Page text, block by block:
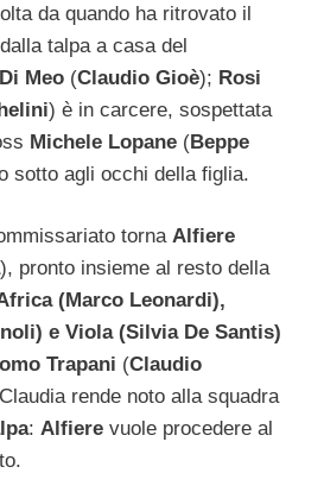
da quando ha ritrovato il
talpa a casa del
Meo (Claudio Gioè); Rosi
) è in carcere, sospettata
Michele Lopane (Beppe
sotto agli occhi della figlia.
torna Alfiere
), pronto insieme al resto della
(Marco Leonardi),
e Viola (Silvia De Santis)
Trapani (Claudio
rende noto alla squadra
: Alfiere vuole procedere al